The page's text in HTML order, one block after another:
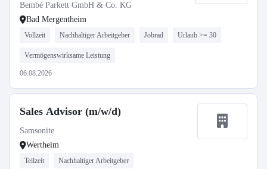
Bembé Parkett GmbH & Co. KG
Bad Mergentheim
Vollzeit Nachhaltiger Arbeitgeber Jobrad Urlaub >= 30
Vermögenswirksame Leistung
06.08.2026
Sales Advisor (m/w/d)
Samsonite
Wertheim
Teilzeit Nachhaltiger Arbeitgeber